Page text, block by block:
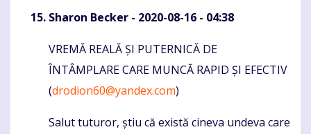
Sharon Becker - 2020-08-16 - 04:38
Komentaras
VREMĂ REALĂ ȘI PUTERNICĂ DE
ÎNTÂMPLARE CARE MUNCĂ RAPID ȘI EFECTIV
(drodion60@yandex.com)
Salut tuturor, știu că există cineva undeva care